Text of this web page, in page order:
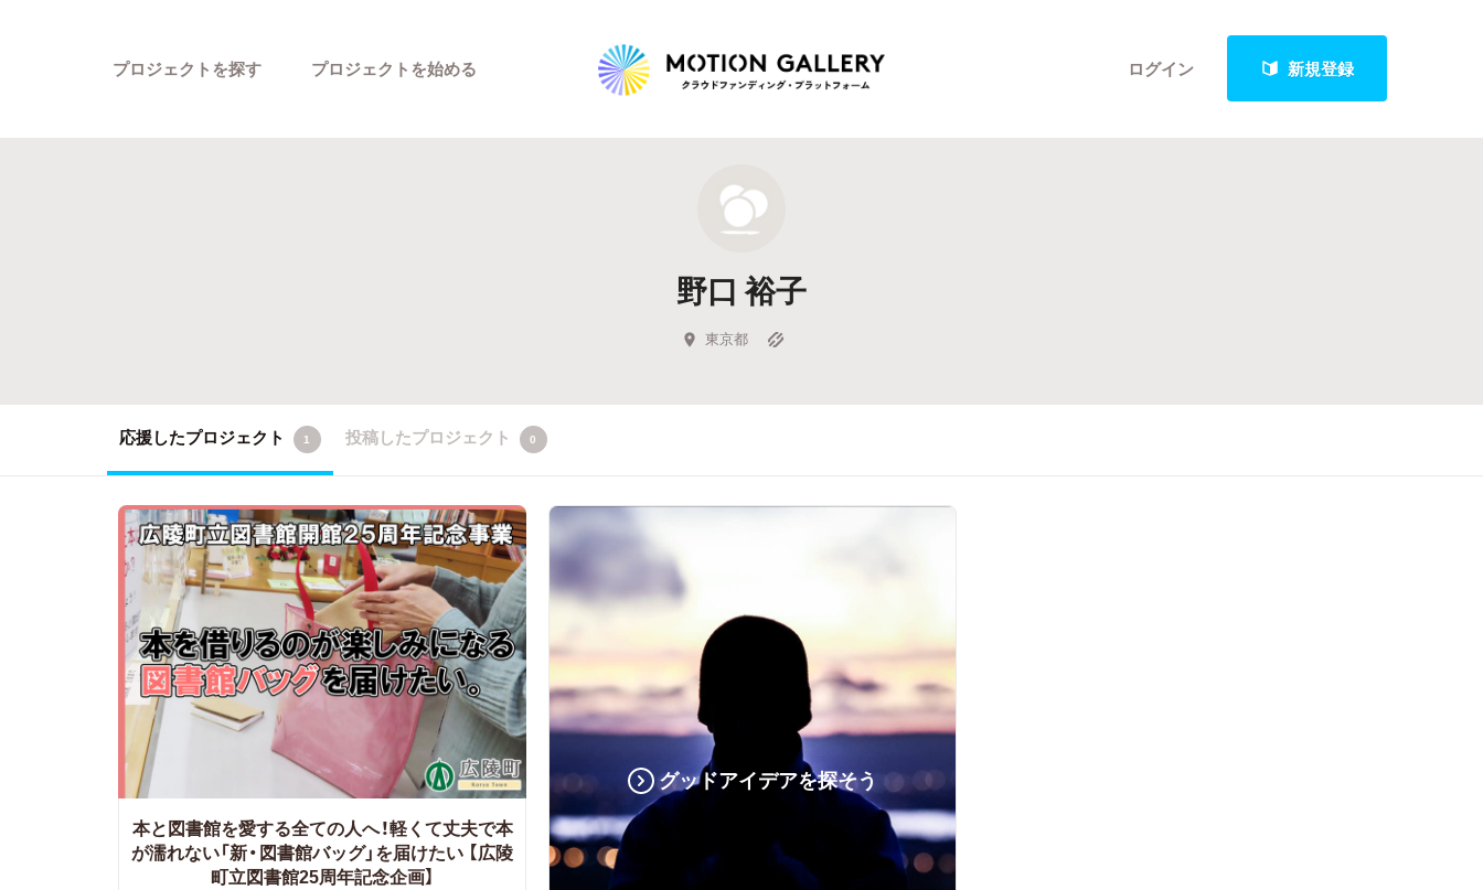
ログイン 新規登録
プロジェクトを探す
新着プロジェクト
Feature
キュレーターから探す
プロジェクトを始める
野口 裕子
東京都
応援したプロジェクト 1 投稿したプロジェクト 0
本と図書館を愛する全ての人へ！軽くて丈夫で本
が濡れない「新・図書館バッグ」を届けたい 【広陵
町立図書館25周年記念企画】
グッドアイデアを探そう